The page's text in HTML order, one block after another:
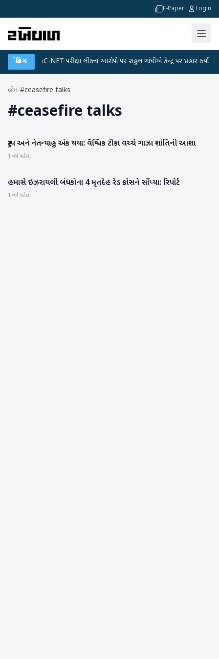
E-Paper Login
બ્રેકિંગ
● UGC-NET પરીક્ષા લીકના આરોપો પર રાહુલ ગાંધીએ કેન્દ્ર પર પ્રહાર કર્યા ●
હોમ/#ceasefire talks
#ceasefire talks
આંતરરાષ્ટ્રીય
ટ્રમ્પ અને નેતન્યાહુ એક થયા: વૈશ્વિક ટીકા વચ્ચે ગાઝા શાંતિની આશા
1 વર્ષ પહેલા
આંતરરાષ્ટ્રીય
હમાસે ઇઝરાયલી બંધકોના 4 મૃતદેહ રેડ ક્રોસને સોંપ્યા: રિપોર્ટ
1 વર્ષ પહેલા